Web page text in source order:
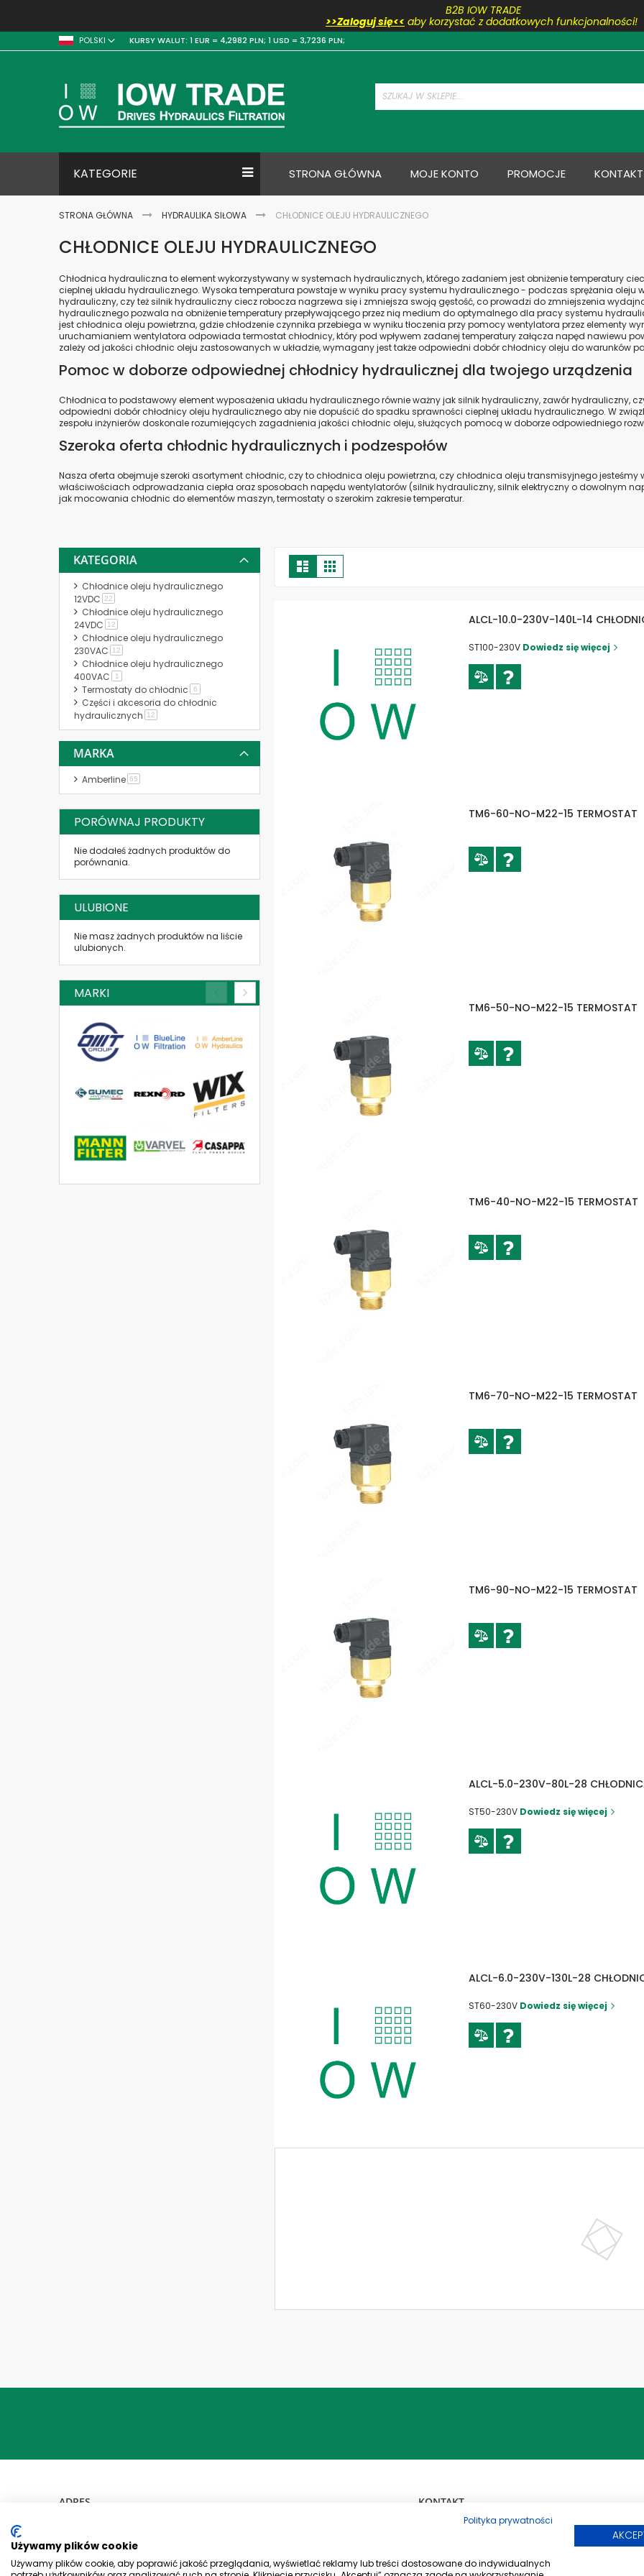
POLSKI KURSY WALUT: 1 EUR = 4,2982 PLN; 1 USD = 3,7236 PLN;
do
B2B IOW TRADE
>>Zaloguj się<< aby korzystać z dodatkowych funkcjonalności!
KATEGORIE STRONA GŁÓWNA MOJE KONTO PROMOCJE KONTAKT
STRONA GŁÓWNA HYDRAULIKA SIŁOWA CHŁODNICE OLEJU HYDRAULICZNEGO
CHŁODNICE OLEJU HYDRAULICZNEGO
Chłodnica hydrauliczna to element wykorzystywany w systemach hydraulicznych, którego zadaniem jest obniżenie temperatury
cieplnej układu hydraulicznego. Wysoka temperatura powstaje w wyniku pracy systemu hydraulicznego - podczas sprężania oleju
hydrauliczny, czy też silnik hydrauliczny ciecz robocza nagrzewa się i zmniejsza swoją gęstość, co prowadzi do zmniejszenia
hydraulicznego pozwala na obniżenie temperatury przepływającego przez nią medium do optymalnego dla pracy systemu
jest chłodnica oleju powietrzna, gdzie chłodzenie czynnika przebiega w wyniku tłoczenia przy pomocy wentylatora przez elementy
uruchamianiem wentylatora odpowiada termostat chłodnicy, który pod wpływem zadanej temperatury załącza napęd nawiewu
zależy od jakości chłodnic oleju zastosowanych w układzie, wymagany jest także odpowiedni dobór chłodnicy oleju do warunków
Pomoc w doborze odpowiednej chłodnicy hydraulicznej dla twojego urządzenia
Chłodnica to podstawowy element wyposażenia układu hydraulicznego równie ważny jak silnik hydrauliczny, zawór hydrauliczny,
odpowiedni dobór chłodnicy oleju hydraulicznego aby nie dopuścić do spadku sprawności cieplnej układu hydraulicznego. W
zespołu inżynierów doskonale rozumiejących zagadnienia jakości chłodnic oleju, służących pomocą w doborze odpowiedniego
Szeroka oferta chłodnic hydraulicznych i podzespołów
Nasza oferta obejmuje szeroki asortyment chłodnic, czy to chłodnica oleju powietrzna, czy chłodnica oleju transmisyjnego
właściwościach odprowadzania ciepła oraz sposobach napędu wentylatorów (silnik hydrauliczny, silnik elektryczny o dowolnym
jak mocowania chłodnic do elementów maszyn, termostaty o szerokim zakresie temperatur.
Zobacz
jako
Lista Siatka
ALCL-10.0-230V-140L-14
ST100-230V Dowiedz się więcej
TM6-60-NO-M22-15 TERMOSTAT
TM6-50-NO-M22-15 TERMOSTAT
TM6-40-NO-M22-15 TERMOSTAT
TM6-70-NO-M22-15 TERMOSTAT
TM6-90-NO-M22-15 TERMOSTAT
ALCL-5.0-230V-80L-28
ST50-230V Dowiedz się więcej
ALCL-6.0-230V-130L-28
ST60-230V Dowiedz się więcej
ALCL-AH150-230V-150L-TM50-
KATEGORIA
Chłodnice oleju hydraulicznego
12VDC
22
Chłodnice oleju hydraulicznego
24VDC
12
Chłodnice oleju hydraulicznego
230VAC
12
Chłodnice oleju hydraulicznego
400VAC
1
Termostaty do chłodnic 6produkt
Części i akcesoria do chłodnic
hydraulicznych
12
MARKA
Amberline 65
PORÓWNAJ PRODUKTY
Nie dodałeś żadnych produktów do
porównania.
ULUBIONE
Nie masz żadnych produktów na liście
ulubionych.
MARKI
Polityka prywatności
Używamy plików cookie
Używamy plików cookie, aby poprawić jakość przeglądania, wyświetlać reklamy lub treści dostosowane do indywidualnych